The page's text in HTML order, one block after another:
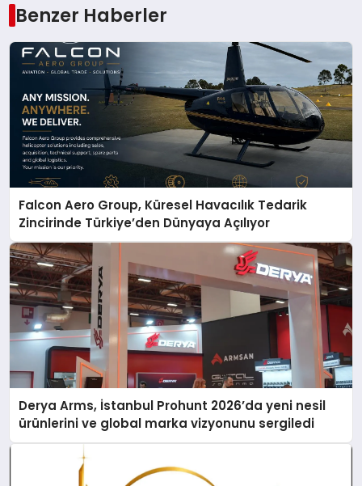
Benzer Haberler
Falcon Aero Group, Küresel Havacılık Tedarik
Zincirinde Türkiye’den Dünyaya Açılıyor
Derya Arms, İstanbul Prohunt 2026’da yeni nesil
ürünlerini ve global marka vizyonunu sergiledi